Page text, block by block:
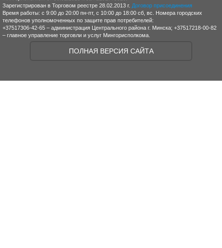
Зарегистрирован в Торговом реестре 28.02.2013 г. Договор присоединения
Время работы: с 9:00 до 20:00 пн-пт, с 10:00 до 18:00 сб, вс. Номера городских
телефонов уполномоченных по защите прав потребителей:
+37517306-42-65 – администрация Центрального района г. Минска; +37517218-00-82
– главное управление торговли и услуг Мингорисполкома.
ПОЛНАЯ ВЕРСИЯ САЙТА